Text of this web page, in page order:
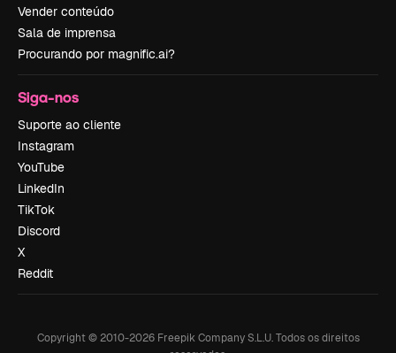
Vender conteúdo
Sala de imprensa
Procurando por magnific.ai?
Siga-nos
Suporte ao cliente
Instagram
YouTube
LinkedIn
TikTok
Discord
X
Reddit
Copyright © 2010-2026Freepik Company S.L.U. Todos os direitos